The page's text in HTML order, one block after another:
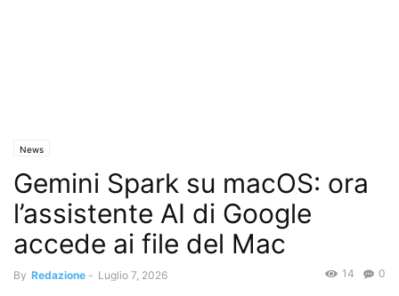
News
Gemini Spark su macOS: ora
l’assistente AI di Google
accede ai file del Mac
By Redazione - Luglio 7, 2026 0
14